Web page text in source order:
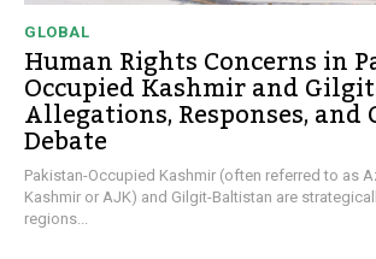
GLOBAL
Human Rights Concerns in
Occupied Kashmir and
Allegations, Responses, and
Debate
Pakistan-Occupied Kashmir (often referred to as
Kashmir or AJK) and Gilgit-Baltistan are
regions...